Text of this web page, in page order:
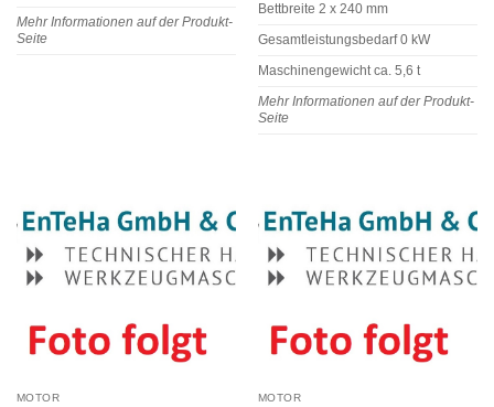
Mehr Informationen auf der Produkt-
Seite
Bettbreite 2 x 240 mm
Gesamtleistungsbedarf 0 kW
Maschinengewicht ca. 5,6 t
Mehr Informationen auf der Produkt-
Seite
MOTOR MOTOR